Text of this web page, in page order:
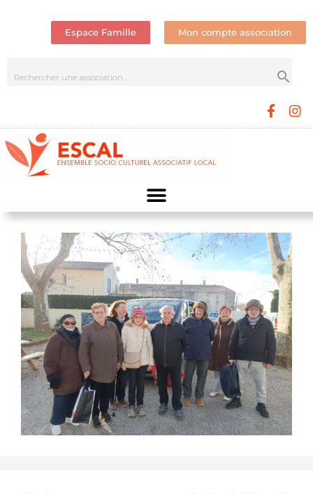
Espace Famille Mon compte association